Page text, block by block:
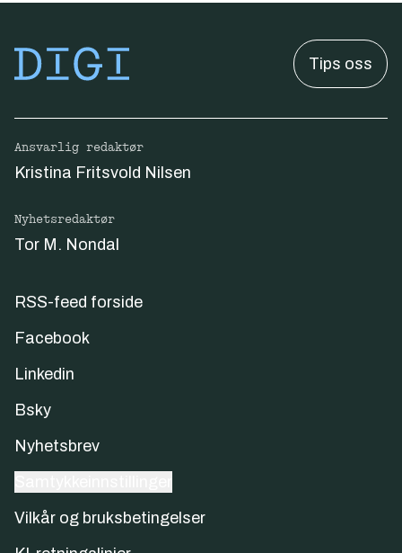
Tips oss
Ansvarlig redaktør
Kristina Fritsvold Nilsen
Nyhetsredaktør
Tor M. Nondal
RSS-feed forside
Facebook
Linkedin
Bsky
Nyhetsbrev
Vilkår og bruksbetingelser